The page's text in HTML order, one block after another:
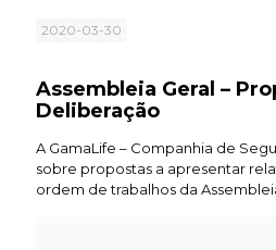
2020-03-30
Assembleia Geral –
Deliberação
A GamaLife – Companhia de
sobre propostas a apresentar
ordem de trabalhos da